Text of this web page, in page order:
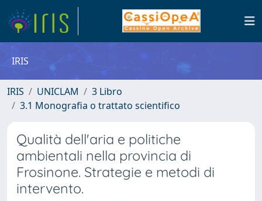
IRIS
IRIS UNICLAM
3 Libro
3.1 Monografia o trattato scientifico
Qualità dell'aria e politiche
ambientali nella provincia di
Frosinone. Strategie e metodi di
intervento.